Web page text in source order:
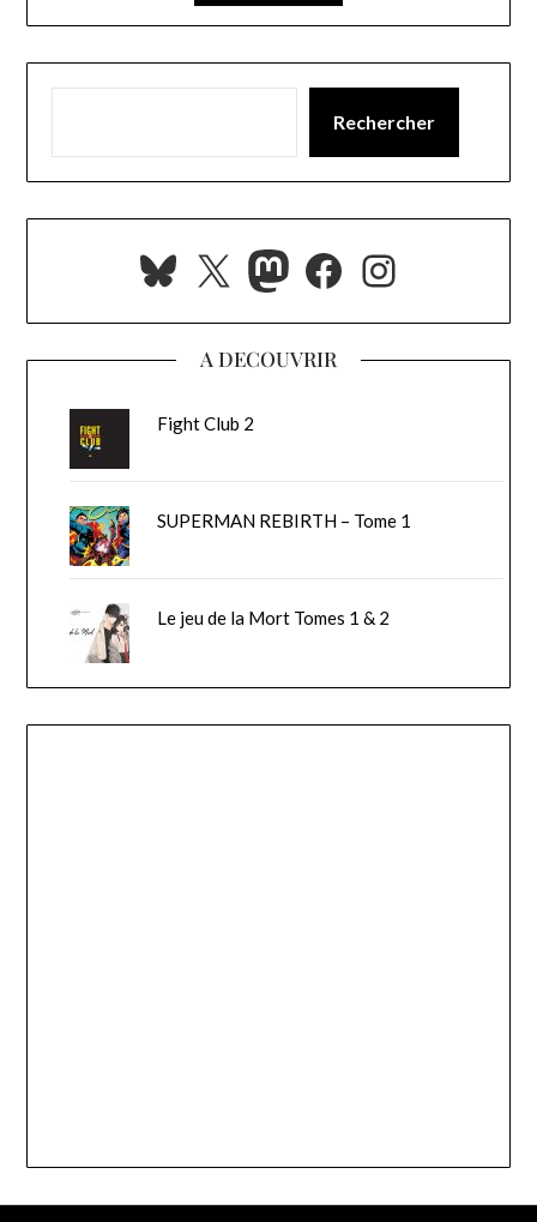
Rechercher
Bluesky
X Mastodon
Facebook
A DECOUVRIR
Fight Club 2
SUPERMAN REBIRTH – Tome 1
Le jeu de la Mort Tomes 1 & 2